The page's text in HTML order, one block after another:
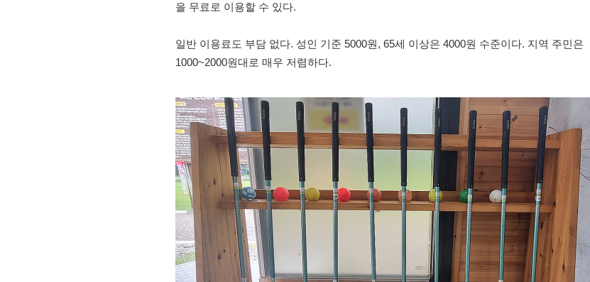
을 무료로 이용할 수 있다.
일반 이용료도 부담 없다. 성인 기준 5000원, 65세 이상은 4000원 수준이다. 지역 주민은
1000~2000원대로 매우 저렴하다.